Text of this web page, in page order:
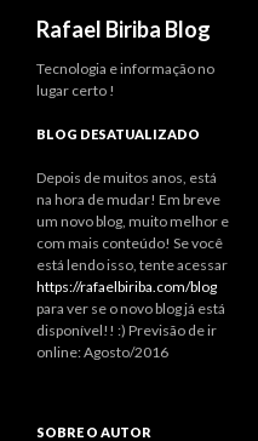
Rafael Biriba Blog
Tecnologia e informação no
lugar certo !
BLOG DESATUALIZADO
Depois de muitos anos, está
na hora de mudar! Em breve
um novo blog, muito melhor e
com mais conteúdo! Se você
está lendo isso, tente acessar
https://rafaelbiriba.com/blog
para ver se o novo blog já está
disponível!! :) Previsão de ir
online: Agosto/2016
SOBRE O AUTOR